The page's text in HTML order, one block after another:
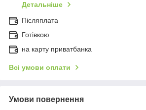
Детальніше
Післяплата
Готівкою
на карту приватбанка
Всі умови оплати
Умови повернення